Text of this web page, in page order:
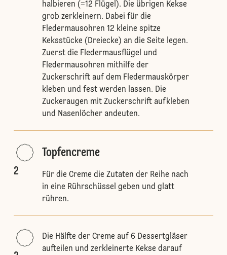
halbieren (=12 Flügel). Die übrigen Kekse
grob zerkleinern. Dabei für die
Fledermausohren 12 kleine spitze
Keksstücke (Dreiecke) an die Seite legen.
Zuerst die Fledermausflügel und
Fledermausohren mithilfe der
Zuckerschrift auf dem Fledermauskörper
kleben und fest werden lassen. Die
Zuckeraugen mit Zuckerschrift aufkleben
und Nasenlöcher andeuten.
2
Topfencreme
Für die Creme die Zutaten der Reihe nach
in eine Rührschüssel geben und glatt
rühren.
Die Hälfte der Creme auf 6 Dessertgläser
aufteilen und zerkleinerte Kekse darauf